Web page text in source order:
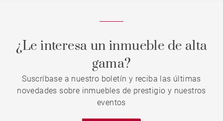
¿Le interesa un inmueble de alta
gama?
Suscríbase a nuestro boletín y reciba las últimas
novedades sobre inmuebles de prestigio y nuestros
eventos